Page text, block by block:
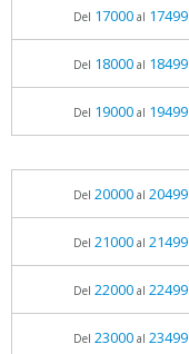
Del 17000al 17499
Del 18000al 18499
Del 19000al 19499
Del 20000al 20499
Del 21000al 21499
Del 22000al 22499
Del 23000al 23499